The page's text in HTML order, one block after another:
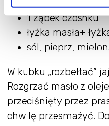
1 ząbek czosnku
łyżka masła+
sól, pieprz,
W kubku „rozbełtać”
Rozgrzać masło z
przeciśnięty przez
chwilę przesmażyć.